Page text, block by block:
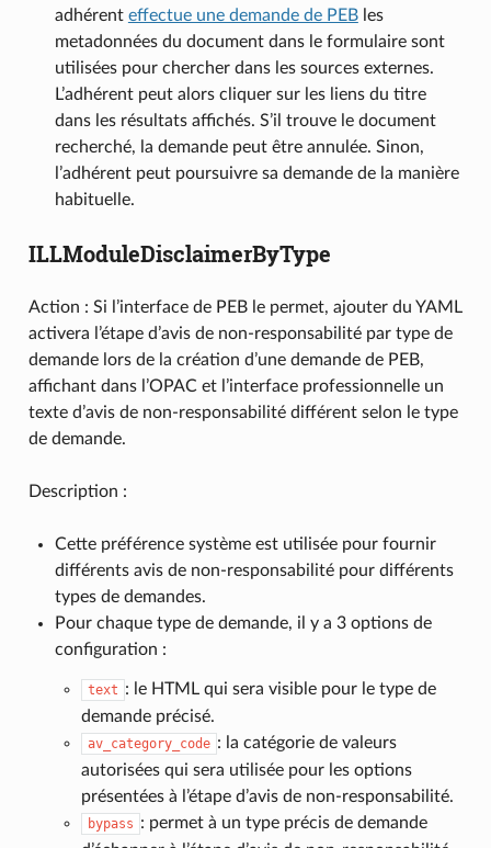
adhérent effectue une demande de PEBles
metadonnées du document dans le formulaire sont
utilisées pour chercher dans les sources externes.
L’adhérent peut alors cliquer sur les liens du titre
dans les résultats affichés. S’il trouve le document
recherché, la demande peut être annulée. Sinon,
l’adhérent peut poursuivre sa demande de la manière
habituelle.
ILLModuleDisclaimerByType
Action : Si l’interface de PEB le permet, ajouter du YAML
activera l’étape d’avis de non-responsabilité par type de
demande lors de la création d’une demande de PEB,
affichant dans l’OPAC et l’interface professionnelle un
texte d’avis de non-responsabilité différent selon le type
de demande.
Description :
Cette préférence système est utilisée pour fournir
différents avis de non-responsabilité pour différents
types de demandes.
Pour chaque type de demande, il y a 3 options de
configuration :
text : le HTML qui sera visible pour le type de
demande précisé.
av_category_code : la catégorie de valeurs
autorisées qui sera utilisée pour les options
présentées à l’étape d’avis de non-responsabilité.
bypass : permet à un type précis de demande